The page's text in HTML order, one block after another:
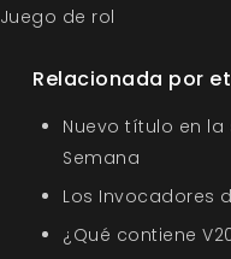
Juego de rol
Relacionada por
Nuevo título en
Semana
Los Invocadores
¿Qué contiene